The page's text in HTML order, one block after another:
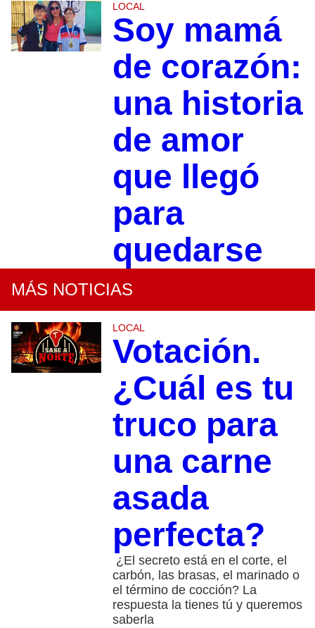
LOCAL
Soy mamá
de corazón:
una historia
de amor
que llegó
para
quedarse
MÁS NOTICIAS
LOCAL
Votación.
¿Cuál es tu
truco para
una carne
asada
perfecta?
¿El secreto está en el corte, el
carbón, las brasas, el marinado o
el término de cocción? La
respuesta la tienes tú y queremos
saberla